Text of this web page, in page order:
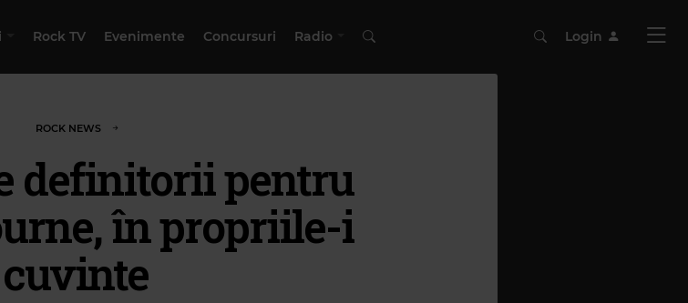
Rock TV Evenimente Concursuri Radio Login
ROCK NEWS
definitorii pentru
în propriile-i
cuvinte